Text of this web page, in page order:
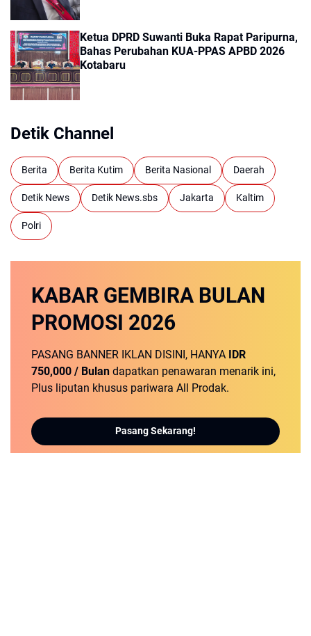
Ketua DPRD Suwanti Buka Rapat Paripurna,
Bahas Perubahan KUA-PPAS APBD 2026
Kotabaru
Detik Channel
Berita Berita Kutim Berita Nasional Daerah
Detik News Detik News.sbs Jakarta Kaltim
Polri
KABAR GEMBIRA BULAN
PROMOSI 2026
PASANG BANNER IKLAN DISINI, HANYA IDR
750,000 / Bulan dapatkan penawaran menarik ini,
Plus liputan khusus pariwara All Prodak.
Pasang Sekarang!